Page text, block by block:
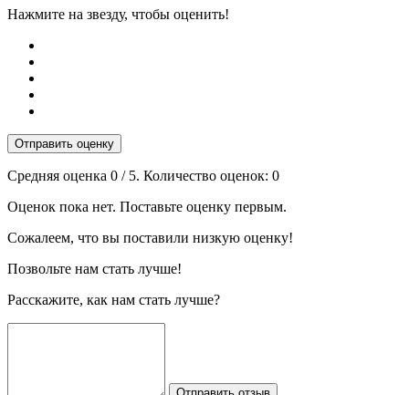
Нажмите на звезду, чтобы оценить!
Отправить оценку
Средняя оценка 0 / 5. Количество оценок: 0
Оценок пока нет. Поставьте оценку первым.
Сожалеем, что вы поставили низкую оценку!
Позвольте нам стать лучше!
Расскажите, как нам стать лучше?